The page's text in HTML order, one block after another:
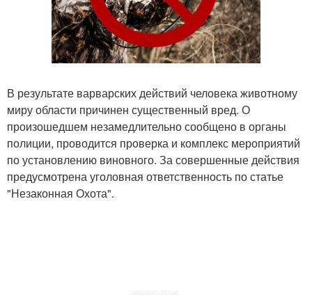
В результате варварских действий человека животному
миру области причинен существенный вред. О
произошедшем незамедлительно сообщено в органы
полиции, проводится проверка и комплекс мероприятий
по установлению виновного. За совершенные действия
предусмотрена уголовная ответственность по статье
"Незаконная Охота".